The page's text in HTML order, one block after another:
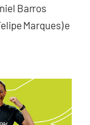
Barros
Marques) e